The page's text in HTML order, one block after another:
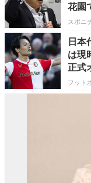
花園
スポニ
日本
は現
正式
フット